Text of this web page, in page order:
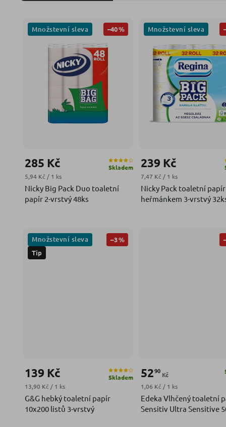
Množstevní sleva –40 %
Nicky Big Pack Duo toaletní
papír 2-vrstvý 48ks
Skladem
285 Kč
Měrná cena:
5,94 Kč / 1 ks
Množstevní sleva
Nicky Pack toaletní papír
heřmánkem 3-vrstvý
239 Kč
Měrná cena:
7,47 Kč / 1 ks
Tip
Množstevní sleva –3 %
G&G hebký toaletní papír
10x200 listů 3-vrstvý
Skladem
139 Kč
Měrná cena:
13,90 Kč / 1 ks
Edeka Vlhčený toaletní
Sensitiv Ultra Sensitive
5290
Kč
Měrná cena:
1,06 Kč / 1 ks